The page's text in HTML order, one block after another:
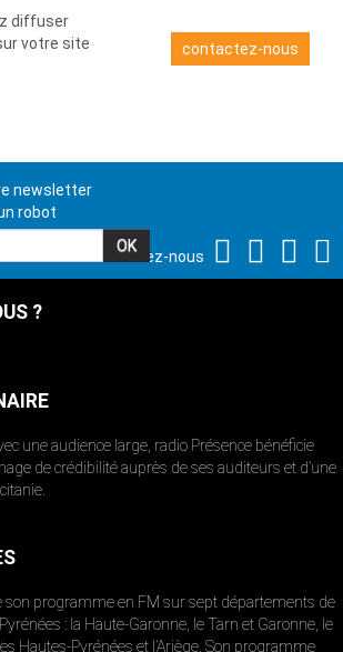
diffuser
votre site
contactez-nous
newsletter
robot
Suivez-nous
?
une audience large, radio Présence bénéficie
de crédibilité auprès de ses auditeurs et d’une
son programme en FM sur sept départements de
: la Haute-Garonne, le Tarn et Garonne, le
Hautes-Pyrénées et l’Ariège. Son programme